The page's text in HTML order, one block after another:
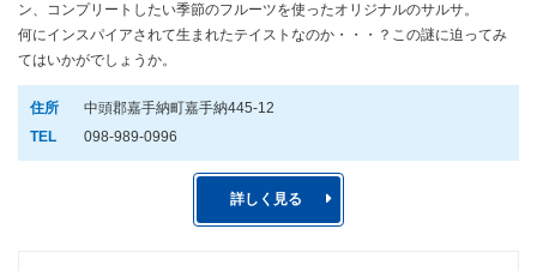
ン、コンプリートしたい季節のフルーツを使ったオリジナルのサルサ。
何にインスパイアされて生まれたテイストなのか・・・？この謎に迫ってみ
てはいかがでしょうか。
住所
中頭郡嘉手納町嘉手納445-12
TEL
098-989-0996
詳しく見る